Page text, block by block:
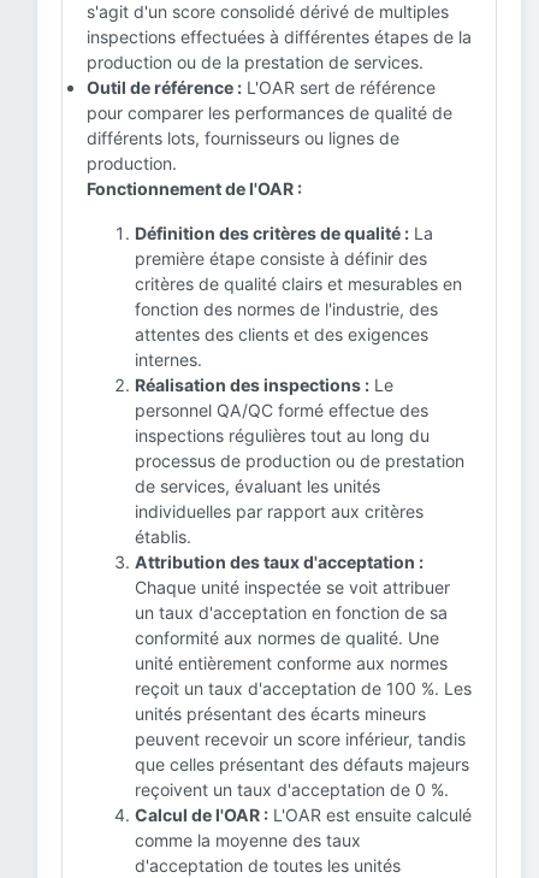
s'agit d'un score consolidé dérivé de multiples
inspections effectuées à différentes étapes de la
production ou de la prestation de services.
Outil de référence : L'OAR sert de référence
pour comparer les performances de qualité de
différents lots, fournisseurs ou lignes de
production.
Fonctionnement de l'OAR :
Définition des critères de qualité : La
première étape consiste à définir des
critères de qualité clairs et mesurables en
fonction des normes de l'industrie, des
attentes des clients et des exigences
internes.
Réalisation des inspections : Le
personnel QA/QC formé effectue des
inspections régulières tout au long du
processus de production ou de prestation
de services, évaluant les unités
individuelles par rapport aux critères
établis.
Attribution des taux d'acceptation :
Chaque unité inspectée se voit attribuer
un taux d'acceptation en fonction de sa
conformité aux normes de qualité. Une
unité entièrement conforme aux normes
reçoit un taux d'acceptation de 100 %. Les
unités présentant des écarts mineurs
peuvent recevoir un score inférieur, tandis
que celles présentant des défauts majeurs
reçoivent un taux d'acceptation de 0 %.
Calcul de l'OAR : L'OAR est ensuite calculé
comme la moyenne des taux
d'acceptation de toutes les unités